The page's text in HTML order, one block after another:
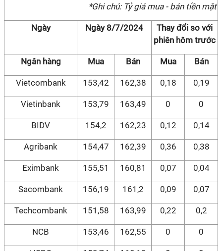
*Ghi chú: Tỷ giá mua - bán tiền mặt
Ngày Ngày 8/7/2024
Thay đổi so với
phiên hôm trước
Ngân hàng Mua Bán Mua Bán
Vietcombank 153,42 162,38 0,18 0,19
Vietinbank 153,79 163,49 0 0
BIDV 154,2 162,23 0,12 0,14
Agribank 154,47 162,39 0,36 0,38
Eximbank 155,51 160,81 0,07 0,04
Sacombank 156,19 161,2 0,09 0,07
Techcombank 151,58 163,99 0,22 0,2
NCB 153,46 162,55 0 0